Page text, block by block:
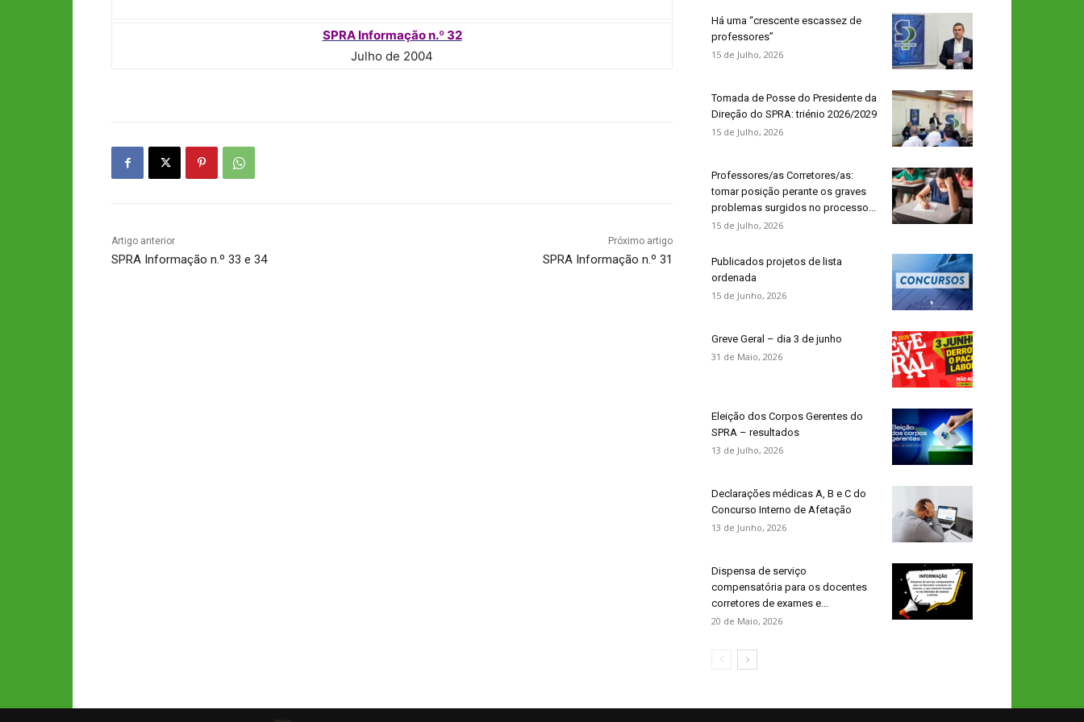
SPRA Informação n.º 32
Julho de 2004
Artigo anterior
SPRA Informação n.º 33 e 34
Próximo artigo
SPRA Informação n.º 31
Há uma “crescente escassez de
professores”
15 de Julho, 2026
Tomada de Posse do Presidente da
Direção do SPRA: triénio 2026/2029
15 de Julho, 2026
Professores/as Corretores/as:
tomar posição perante os graves
problemas surgidos no processo...
15 de Julho, 2026
Publicados projetos de lista
ordenada
15 de Junho, 2026
Greve Geral – dia 3 de junho
31 de Maio, 2026
Eleição dos Corpos Gerentes do
SPRA – resultados
13 de Julho, 2026
Declarações médicas A, B e C do
Concurso Interno de Afetação
13 de Junho, 2026
Dispensa de serviço
compensatória para os docentes
corretores de exames e...
20 de Maio, 2026